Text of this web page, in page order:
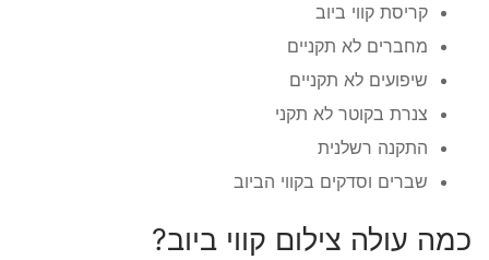
קריסת קווי ביוב
מחברים לא תקניים
שיפועים לא תקניים
צנרת בקוטר לא תקני
התקנה רשלנית
שברים וסדקים בקווי הביוב
כמה עולה צילום קווי ביוב?